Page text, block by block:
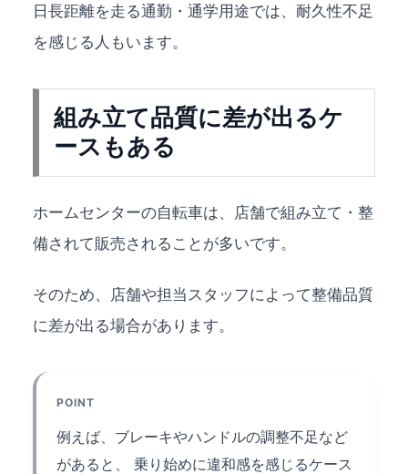
日長距離を走る通勤・通学用途では、耐久性不足
を感じる人もいます。
組み立て品質に差が出るケ
ースもある
ホームセンターの自転車は、店舗で組み立て・整
備されて販売されることが多いです。
そのため、店舗や担当スタッフによって整備品質
に差が出る場合があります。
POINT
例えば、ブレーキやハンドルの調整不足など
があると、 乗り始めに違和感を感じるケース